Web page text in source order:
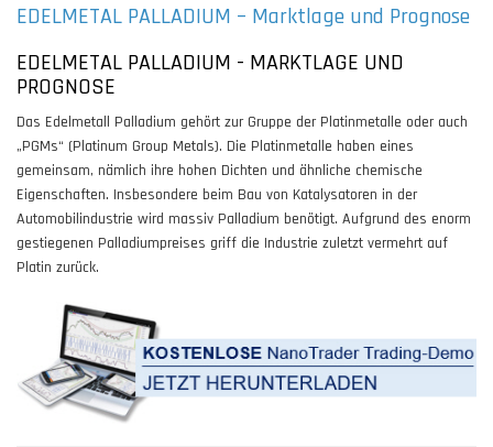
EDELMETAL PALLADIUM – Marktlage und Prognose
EDELMETAL PALLADIUM - MARKTLAGE UND
PROGNOSE
Das Edelmetall Palladium gehört zur Gruppe der Platinmetalle oder auch
„PGMs“ (Platinum Group Metals). Die Platinmetalle haben eines
gemeinsam, nämlich ihre hohen Dichten und ähnliche chemische
Eigenschaften. Insbesondere beim Bau von Katalysatoren in der
Automobilindustrie wird massiv Palladium benötigt. Aufgrund des enorm
gestiegenen Palladiumpreises griff die Industrie zuletzt vermehrt auf
Platin zurück.